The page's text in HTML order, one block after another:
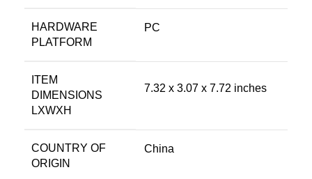
HARDWARE
PLATFORM
‎PC
ITEM
DIMENSIONS
LXWXH
‎7.32 x 3.07 x 7.72 inches
COUNTRY OF
ORIGIN
‎China